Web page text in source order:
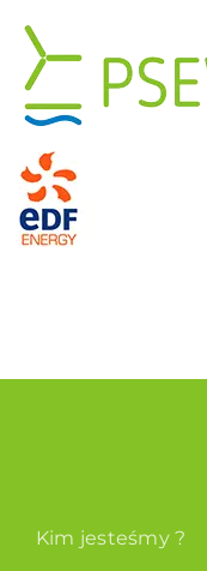
zawartości
Kim jesteśmy ?